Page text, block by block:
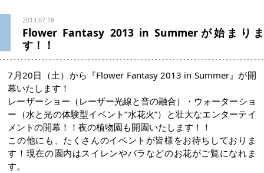
2013.07.18
Flower Fantasy 2013 in Summerが始まりま
す！！
7月20日（土）から『Flower Fantasy 2013 in Summer』が開
幕いたします！
レーザーショー（レーザー光線と音の融合）・ウォーターショ
ー（水と光の体験型イベント“水花火”）と壮大なエンターテイ
メントの開幕！！夜の植物園も開園いたします！！
この他にも、たくさんのイベントが皆様をお待ちしておりま
す！現在の園内はスイレンやバラなどのお花がご覧になれま
す。